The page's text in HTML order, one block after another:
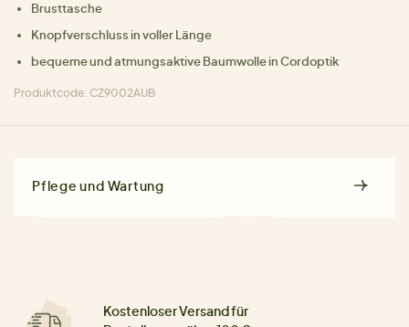
Brusttasche
Knopfverschluss in voller Länge
bequeme und atmungsaktive Baumwolle in Cordoptik
Produktcode: CZ9002AUB
Pflege und Wartung
Kostenloser Versand für